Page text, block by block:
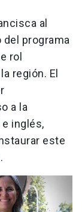
al
programa
rol
región. El
a la
inglés,
este